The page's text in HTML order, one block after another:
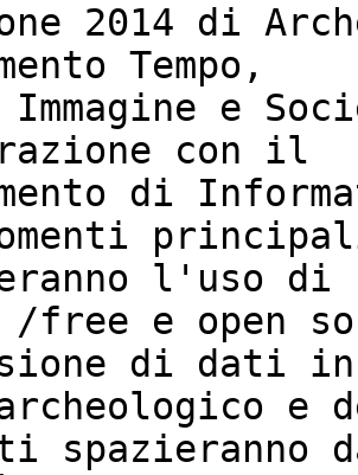
2014 di
Tempo,
Immagine e
con il
di
l'uso
/free e open
di dati
archeologico
spazieranno